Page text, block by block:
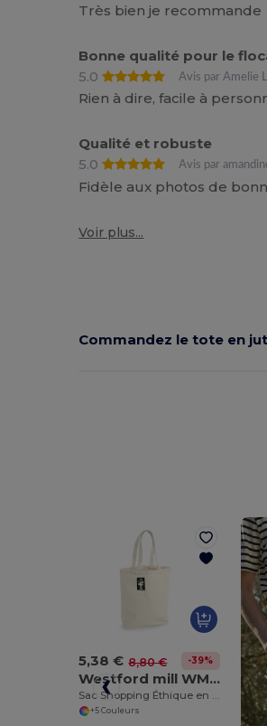
Très bien je recommande
Bonne qualité pour le
5.0
Avis par Amelie
Rien à dire, facile à
Qualité et robuste
5.0
Avis par
Fidèle aux photos de
Voir plus...
Commandez le tote en
5,38 € 8,80 € -39%
Westford mill WM671
Sac Shopping Éthique en Coton Fairtrade
+5 Couleurs